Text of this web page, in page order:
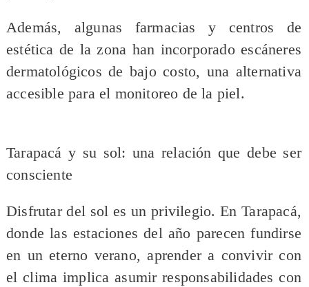
Además, algunas farmacias y centros de
estética de la zona han incorporado escáneres
dermatológicos de bajo costo, una alternativa
accesible para el monitoreo de la piel.
Tarapacá y su sol: una relación que debe ser
consciente
Disfrutar del sol es un privilegio. En Tarapacá,
donde las estaciones del año parecen fundirse
en un eterno verano, aprender a convivir con
el clima implica asumir responsabilidades con